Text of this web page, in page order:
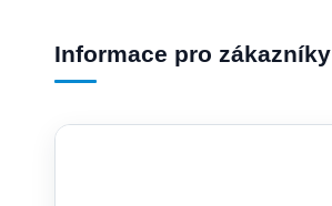
Informace pro zákazníky